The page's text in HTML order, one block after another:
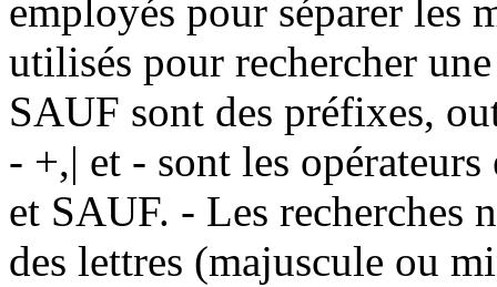
employés pour séparer les
utilisés pour rechercher
SAUF sont des préfixes,
- +,| et - sont les
et SAUF. - Les recherches
des lettres (majuscule ou